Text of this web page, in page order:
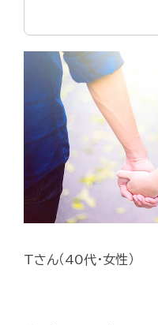
Tさん（40代・女性）